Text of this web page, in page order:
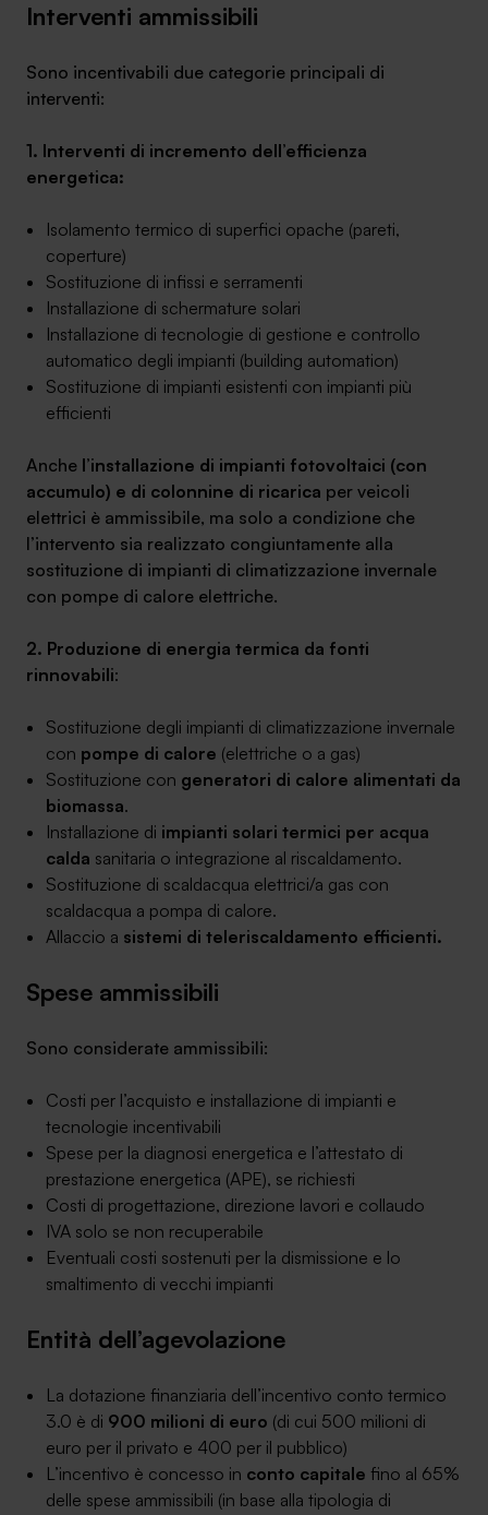
Interventi ammissibili
Sono incentivabili due categorie principali di
interventi:
1. Interventi di incremento dell’efficienza
energetica:
Isolamento termico di superfici opache (pareti,
coperture)
Sostituzione di infissi e serramenti
Installazione di schermature solari
Installazione di tecnologie di gestione e controllo
automatico degli impianti (building automation)
Sostituzione di impianti esistenti con impianti più
efficienti
Anche l’installazione di impianti fotovoltaici (con
accumulo) e di colonnine di ricarica per veicoli
elettrici è ammissibile, ma solo a condizione che
l’intervento sia realizzato congiuntamente alla
sostituzione di impianti di climatizzazione invernale
con pompe di calore elettriche.
2. Produzione di energia termica da fonti
rinnovabili:
Sostituzione degli impianti di climatizzazione invernale
con pompe di calore (elettriche o a gas)
Sostituzione con generatori di calore alimentati da
biomassa.
Installazione di impianti solari termici per acqua
calda sanitaria o integrazione al riscaldamento.
Sostituzione di scaldacqua elettrici/a gas con
scaldacqua a pompa di calore.
Allaccio a sistemi di teleriscaldamento efficienti.
Spese ammissibili
Sono considerate ammissibili:
Costi per l’acquisto e installazione di impianti e
tecnologie incentivabili
Spese per la diagnosi energetica e l’attestato di
prestazione energetica (APE), se richiesti
Costi di progettazione, direzione lavori e collaudo
IVA solo se non recuperabile
Eventuali costi sostenuti per la dismissione e lo
smaltimento di vecchi impianti
Entità dell’agevolazione
La dotazione finanziaria dell’incentivo conto termico
3.0 è di 900 milioni di euro (di cui 500 milioni di
euro per il privato e 400 per il pubblico)
L’incentivo è concesso in conto capitale fino al 65%
delle spese ammissibili (in base alla tipologia di